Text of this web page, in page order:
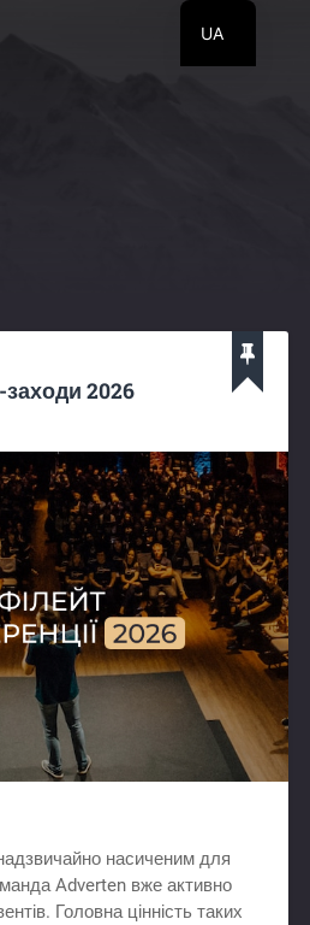
2026
насиченим для
Adverten вже активно
Головна цінність таких
UA
EN